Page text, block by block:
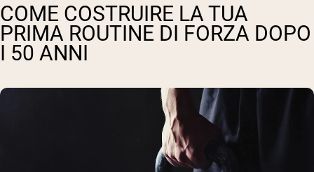
COME COSTRUIRE LA TUA
PRIMA ROUTINE DI FORZA DOPO
I 50 ANNI